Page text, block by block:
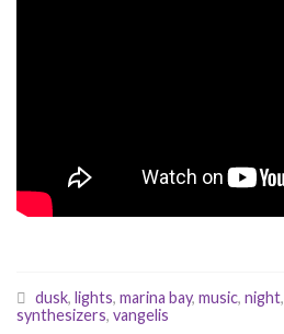
dusk, lights, marina bay, music, night,
synthesizers, vangelis